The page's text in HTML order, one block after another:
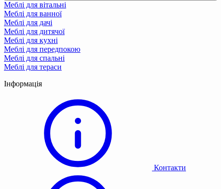
Меблі для вітальні
Меблі для ванної
Меблі для дачі
Меблі для дитячої
Меблі для кухні
Меблі для передпокою
Меблі для спальні
Меблі для тераси
Інформація
Контакти